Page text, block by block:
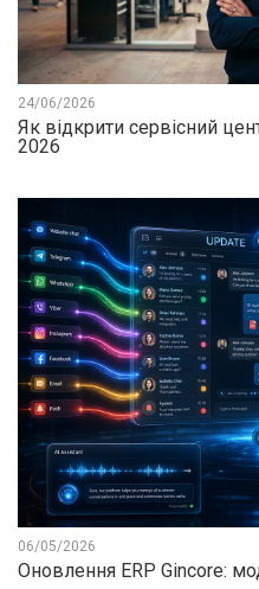
24/06/2026
Як відкрити сервісний
2026
06/05/2026
Оновлення ERP Gincore: